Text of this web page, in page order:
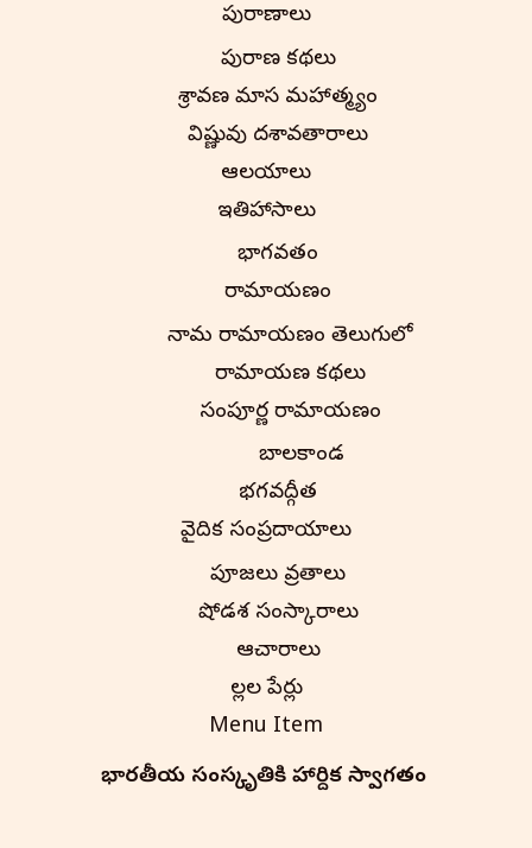
పురాణాలు
పురాణ కథలు
శ్రావణ మాస మహాత్మ్యం
విష్ణువు దశావతారాలు
ఆలయాలు
ఇతిహాసాలు
భాగవతం
రామాయణం
నామ రామాయణం తెలుగులో
రామాయణ కథలు
సంపూర్ణ రామాయణం
బాలకాండ
భగవద్గీత
వైదిక సంప్రదాయాలు
పూజలు వ్రతాలు
షోడశ సంస్కారాలు
ఆచారాలు
పిల్లల పేర్లు
Menu Item
భారతీయ సంస్కృతి‌కి హార్దిక స్వాగతం